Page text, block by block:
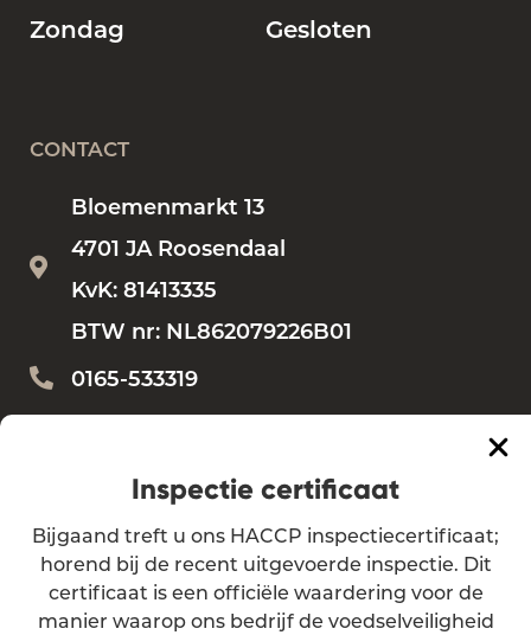
Zondag
Gesloten
CONTACT
Bloemenmarkt 13
4701 JA Roosendaal
KvK: 81413335
BTW nr: NL862079226B01
0165-533319
Algemene voorwaarden
Privacy verklaring
Inspectie certificaat
Bijgaand treft u ons HACCP inspectiecertificaat;
horend bij de recent uitgevoerde inspectie. Dit
certificaat is een officiële waardering voor de
manier waarop ons bedrijf de voedselveiligheid